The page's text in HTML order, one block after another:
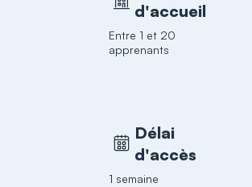
d'accueil
Entre 1 et 20
apprenants
Délai
d'accès
1 semaine